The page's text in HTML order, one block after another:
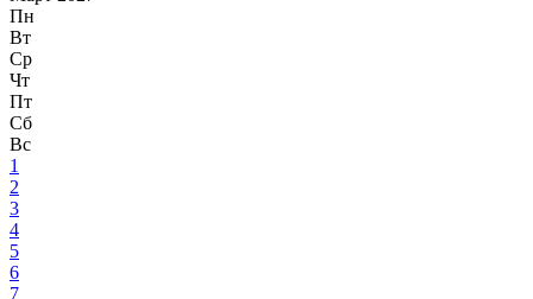
Пн
Вт
Ср
Чт
Пт
Сб
Вс
1
2
3
4
5
6
7